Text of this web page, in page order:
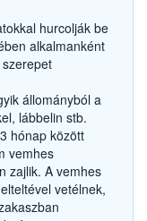
hurcolják be
alkalmanként
állományból a
lábbelin stb.
hónap között
vemhes
zajlik. A vemhes
vetélnek,